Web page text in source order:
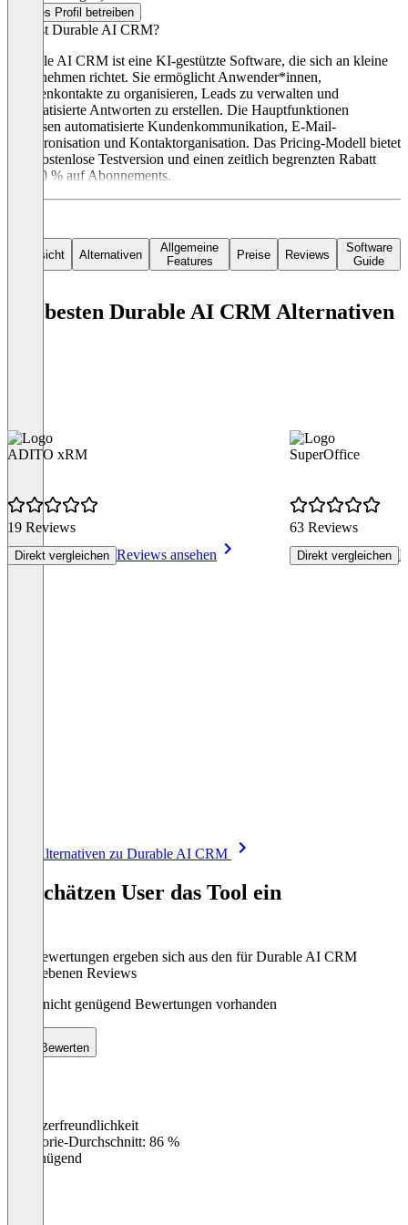
Dieses Profil betreiben
Was ist Durable AI CRM?
Durable AI CRM ist eine KI-gestützte Software, die sich an kleine
Unternehmen richtet. Sie ermöglicht Anwender*innen,
Kundenkontakte zu organisieren, Leads zu verwalten und
automatisierte Antworten zu erstellen. Die Hauptfunktionen
umfassen automatisierte Kundenkommunikation, E-Mail-
Synchronisation und Kontaktorganisation. Das Pricing-Modell bietet
eine kostenlose Testversion und einen zeitlich begrenzten Rabatt
von 50 % auf Abonnements.
Übersicht Alternativen
Allgemeine
Features
Preise Reviews
Software
Guide
Die besten Durable AI CRM Alternativen
ADITO xRM
19 Reviews
Direkt vergleichen Reviews ansehen
SuperOffice
63 Reviews
Direkt vergleichen
Alle Alternativen zu Durable AI CRM
So schätzen User das Tool ein
Die Bewertungen ergeben sich aus den für Durable AI CRM
abgegebenen Reviews
Noch nicht genügend Bewertungen vorhanden
Bewerten
Benutzerfreundlichkeit
Kategorie-Durchschnitt: 86 %
Ungenügend